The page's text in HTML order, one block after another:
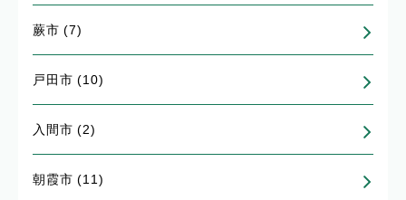
蕨市 (7)
戸田市 (10)
入間市 (2)
朝霞市 (11)